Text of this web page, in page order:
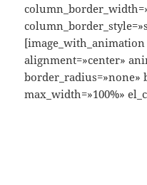
[image_with_animation
alignment=»center»
border_radius=»none»
max_width=»100%»